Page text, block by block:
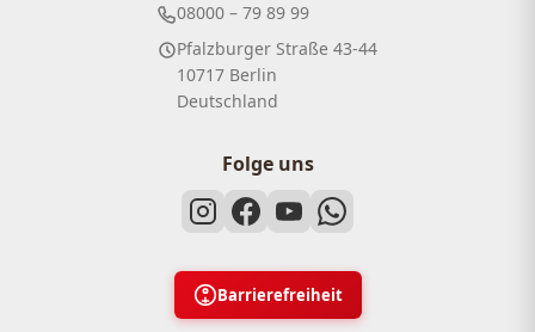
08000 – 79 89 99
Pfalzburger Straße 43-44
10717 Berlin
Deutschland
Folge uns
Barrierefreiheit